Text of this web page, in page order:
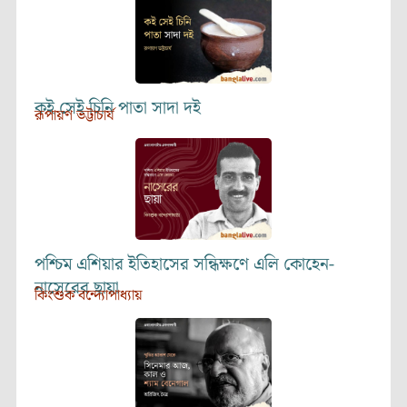
কই সেই চিনি পাতা সাদা দই
রূপায়ণ ভট্টাচার্য
পশ্চিম এশিয়ার ইতিহাসের সন্ধিক্ষণে এলি কোহেন-
নাসেরের ছায়া
কিংশুক বন্দ্যোপাধ্যায়